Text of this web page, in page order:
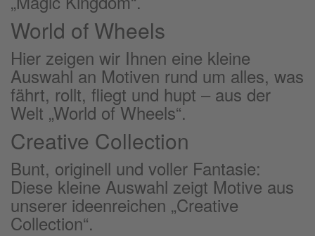
World of Wheels
Hier zeigen wir Ihnen eine kleine
Auswahl an Motiven rund um alles, was
fährt, rollt, fliegt und hupt – aus der
Welt „World of Wheels“.
Creative Collection
Bunt, originell und voller Fantasie:
Diese kleine Auswahl zeigt Motive aus
unserer ideenreichen „Creative
Collection“.